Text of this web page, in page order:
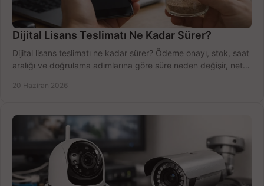
Dijital Lisans Teslimatı Ne Kadar Sürer?
Dijital lisans teslimatı ne kadar sürer? Ödeme onayı, stok, saat
aralığı ve doğrulama adımlarına göre süre neden değişir, net
20 Haziran 2026